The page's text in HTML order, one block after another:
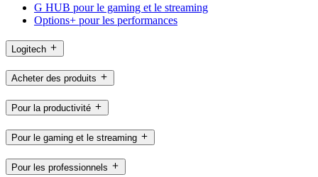
G HUB pour le gaming et le streaming
Options+ pour les performances
Logitech
Acheter des produits
Pour la productivité
Pour le gaming et le streaming
Pour les professionnels